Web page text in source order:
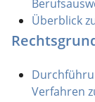
Überblick
Verfahren